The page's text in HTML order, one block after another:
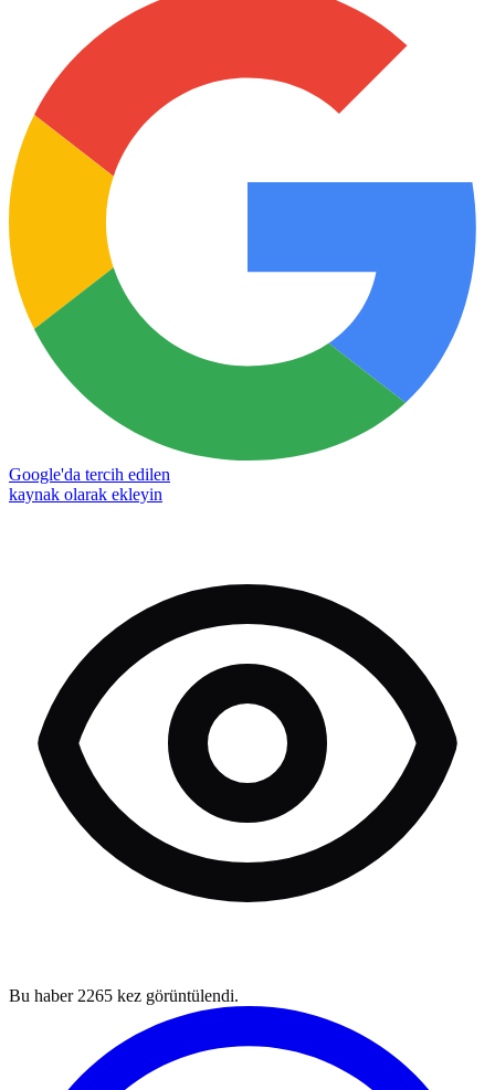
Google'da tercih edilen
kaynak olarak ekleyin
Bu haber 2265 kez görüntülendi.